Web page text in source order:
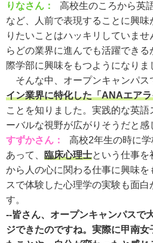
りなさん：
高校生のころから英
など、人前で表現することに興
りたいことはハッキリしていま
らどの業界に進んでも活躍できる
際学部に興味をもつようになりま
そんな中、オープンキャンパス
イン業界に特化した「ANAエア
ことを知りました。実践的な英語
ーバルな視野が広がりそうだと感
すずかさん：
高校2年生の時に
あって、 臨床心理士という仕事を
から人の心に関わる仕事に興味
スで体験した心理学の実験も面
す。
--皆さん、オープンキャンパスで
ジできたのですね。実際に甲南